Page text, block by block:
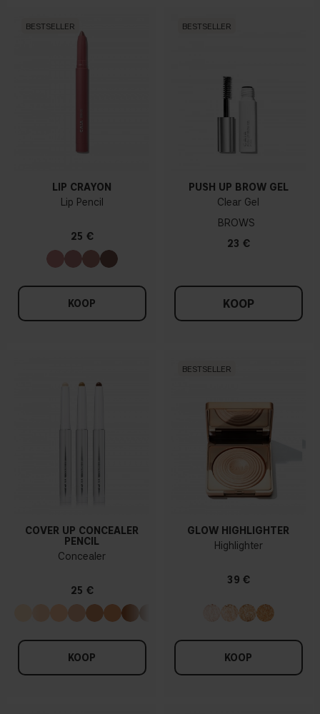
BESTSELLER
LIP CRAYON
Lip Pencil
25 €
KOOP
BESTSELLER
PUSH UP BROW GEL
Clear Gel
BROWS
23 €
KOOP
COVER UP CONCEALER
PENCIL
Concealer
25 €
KOOP
BESTSELLER
GLOW HIGHLIGHTER
Highlighter
39 €
KOOP